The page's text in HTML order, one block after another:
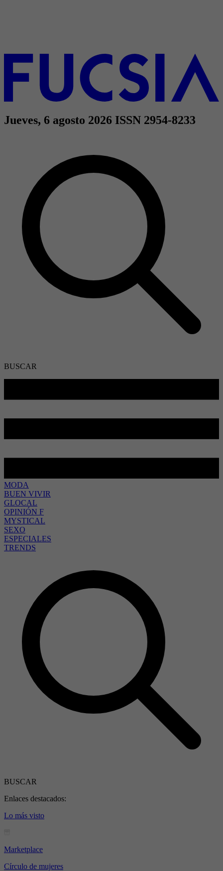
Jueves, 6 agosto 2026 ISSN 2954-8233
BUSCAR
MODA
BUEN VIVIR
GLOCAL
OPINIÓN F
MYSTICAL
SEXO
ESPECIALES
TRENDS
BUSCAR
Enlaces destacados:
Lo más visto
Marketplace
Círculo de mujeres